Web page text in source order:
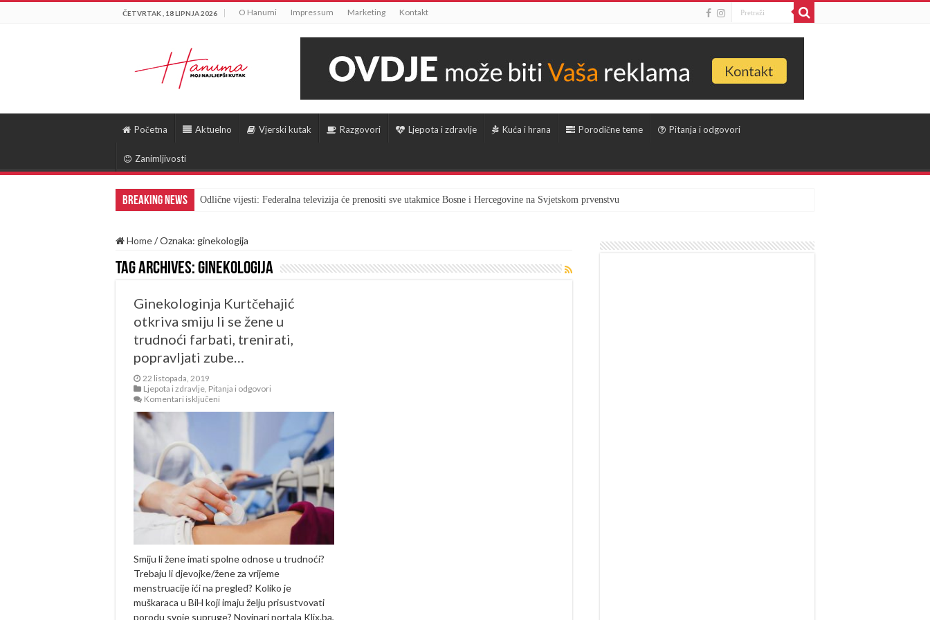
ČETVRTAK , 18 LIPNJA 2026 O Hanumi Impressum Marketing Kontakt
Početna Aktuelno Vjerski kutak Razgovori Ljepota i zdravlje Kuća i hrana Porodične teme Pitanja i odgovori
Zanimljivosti
Breaking News Odlične vijesti: Federalna televizija će prenositi sve utakmice Bosne i Hercegovine na Svjetskom prvenstvu
Home/Oznaka: ginekologija
Tag Archives:ginekologija
Ginekologinja Kurtčehajić
otkriva smiju li se žene u
trudnoći farbati, trenirati,
popravljati zube…
22 listopada, 2019
Ljepota i zdravlje, Pitanja i odgovori
Komentari isključeni
se
žene
u
trudnoći
farbati,
trenirati,
popravljati
zube…
Smiju li žene imati spolne odnose u trudnoći?
Trebaju li djevojke/žene za vrijeme
menstruacije ići na pregled? Koliko je
muškaraca u BiH koji imaju želju prisustvovati
porodu svoje supruge? Novinari portala Klix.ba,